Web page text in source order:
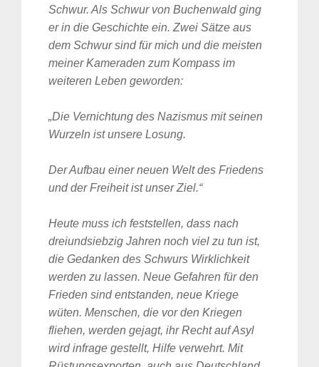
Schwur. Als Schwur von Buchenwald ging
er in die Geschichte ein. Zwei Sätze aus
dem Schwur sind für mich und die meisten
meiner Kameraden zum Kompass im
weiteren Leben geworden:
„Die Vernichtung des Nazismus mit seinen
Wurzeln ist unsere Losung.
Der Aufbau einer neuen Welt des Friedens
und der Freiheit ist unser Ziel.“
Heute muss ich feststellen, dass nach
dreiundsiebzig Jahren noch viel zu tun ist,
die Gedanken des Schwurs Wirklichkeit
werden zu lassen. Neue Gefahren für den
Frieden sind entstanden, neue Kriege
wüten. Menschen, die vor den Kriegen
fliehen, werden gejagt, ihr Recht auf Asyl
wird infrage gestellt, Hilfe verwehrt. Mit